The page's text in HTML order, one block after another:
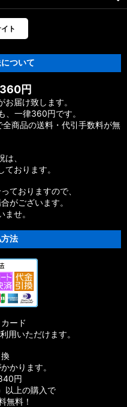
ーツ
ミテッド［VANQUISH］
］対応 カスタムパー
SW］対応 カスタ
SW］対応 カスタ
］対応 カスタムパ
］対応 カスタムパーツ
］対応 カスタムパ
］対応 カスタムパ
Mg］対応 カ
ト
ついて
円
届け致します。
、一律360円です。
商品の送料・代引手数料が無
は、
おります。
ておりますので、
がございます。
ませ。
法
ード
用いただけます。
かります。
円
以上の購入で
無料！